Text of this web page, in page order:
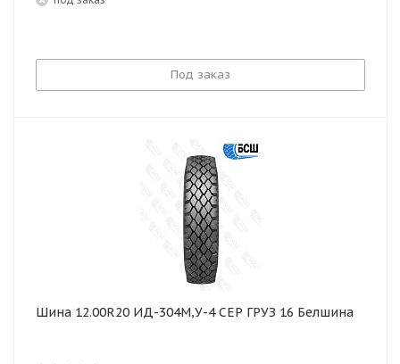
Под заказ
Шина 12.00R20 ИД-304М,У-4 СЕР ГРУЗ 16 Белшина